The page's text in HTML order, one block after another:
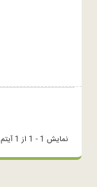
نمایش 1 - 1 از 1 آیتم